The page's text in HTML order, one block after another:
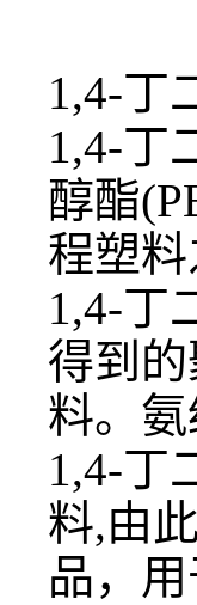
1,4-丁
1,4-丁
醇酯
程塑料
1,4-丁
得到
料。
1,4-丁
料,由
品，